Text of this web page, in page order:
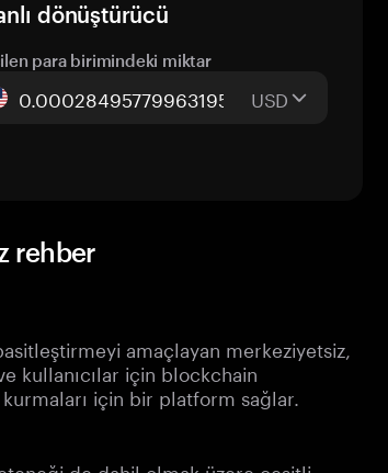
dönüştürücü
para birimindeki miktar
USD
rehber
amaçlayan merkeziyetsiz,
kullanıcılar için blockchain
için bir platform sağlar.